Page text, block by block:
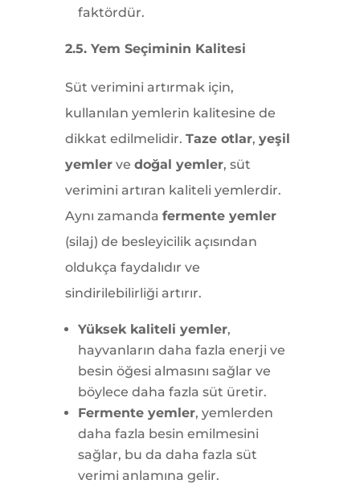
faktördür.
2.5. Yem Seçiminin Kalitesi
Süt verimini artırmak için,
kullanılan yemlerin kalitesine de
dikkat edilmelidir. Taze otlar, yeşil
yemlerve doğal yemler, süt
verimini artıran kaliteli yemlerdir.
Aynı zamanda fermente yemler
(silaj) de besleyicilik açısından
oldukça faydalıdır ve
sindirilebilirliği artırır.
Yüksek kaliteli yemler,
hayvanların daha fazla enerji ve
besin öğesi almasını sağlar ve
böylece daha fazla süt üretir.
Fermente yemler, yemlerden
daha fazla besin emilmesini
sağlar, bu da daha fazla süt
verimi anlamına gelir.